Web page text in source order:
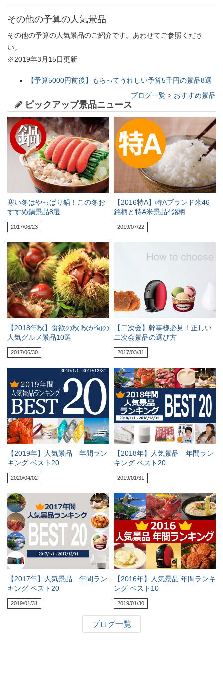
その他の予算の人気景品
その他の予算の人気景品のご紹介です。あわせてご参照くださ
い。
※2019年3月15日更新
【予算5000円前後】もらってうれしい予算5千円の景品8選
ブログ一覧 > おすすめ景品
ピックアップ景品ニュース
寒い冬はやっぱり鍋！この冬お
すすめ鍋景品8選
2017/06/23
【2016特A】特Aブランド米46
銘柄と特A米景品4銘柄
2019/07/22
【2018年秋】食欲の秋 秋が旬の
人気グルメ景品10選
2017/06/30
【二次会】幹事様必見！正しい
二次会景品の選び方
2017/03/31
【2019年】人気景品 年間ラン
キング ベスト20
2020/04/02
【2018年】人気景品 年間ラン
キング ベスト20
2019/01/31
【2017年】人気景品 年間ラン
キング ベスト20
2019/01/31
【2016年】人気景品 年間ランキ
ング ベスト10
2019/01/30
ブログ一覧